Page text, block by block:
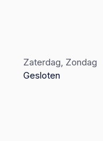
Zaterdag, Zondag
Gesloten